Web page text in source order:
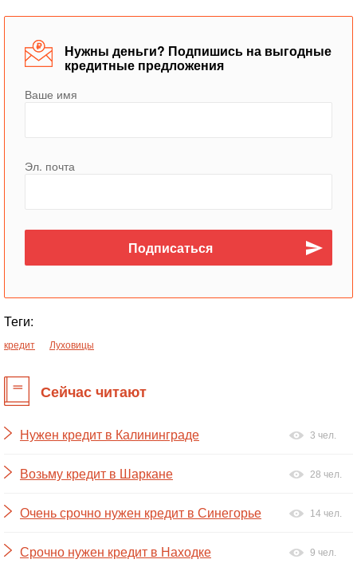
Нужны деньги? Подпишись на выгодные
кредитные предложения
Ваше имя
Эл. почта
Теги:
кредит Луховицы
Сейчас читают
Нужен кредит в Калининграде 3 чел.
Возьму кредит в Шаркане 28 чел.
Очень срочно нужен кредит в Синегорье 14 чел.
Срочно нужен кредит в Находке 9 чел.